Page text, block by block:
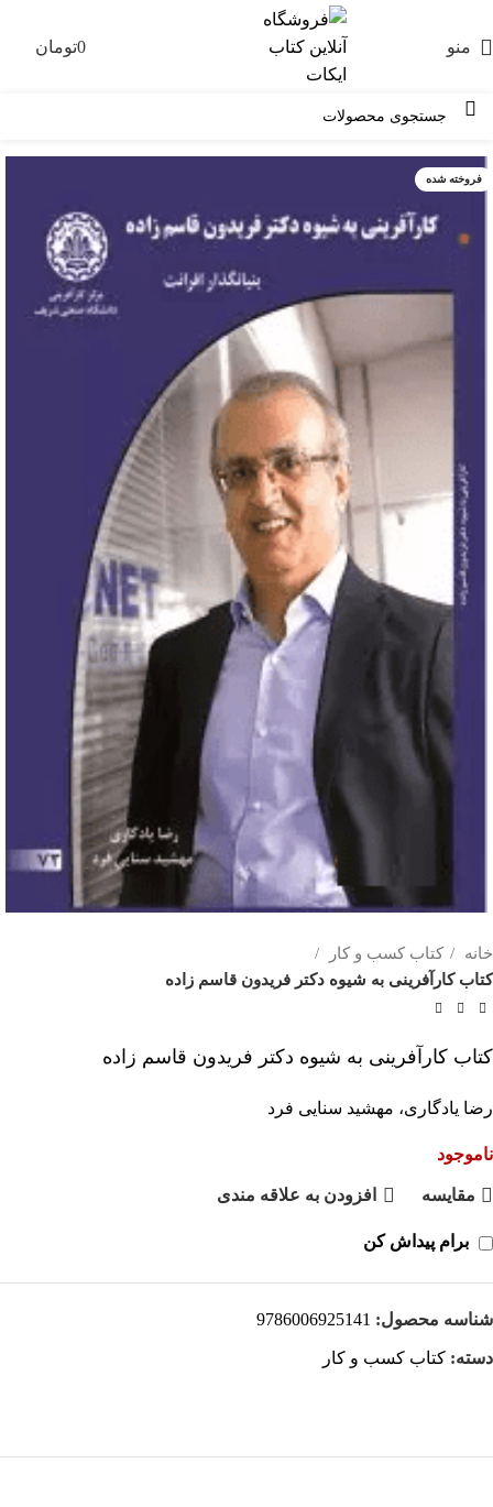
منو 0تومان
فروخته شده
خانه
کتاب کسب و کار
کتاب کارآفرینی به شیوه دکتر فریدون قاسم زاده
کتاب کارآفرینی به شیوه دکتر فریدون قاسم زاده
رضا یادگاری، مهشید سنایی فرد
ناموجود
مقايسه افزودن به علاقه مندی
برام پیداش کن
شناسه محصول: 9786006925141
دسته: کتاب کسب و کار